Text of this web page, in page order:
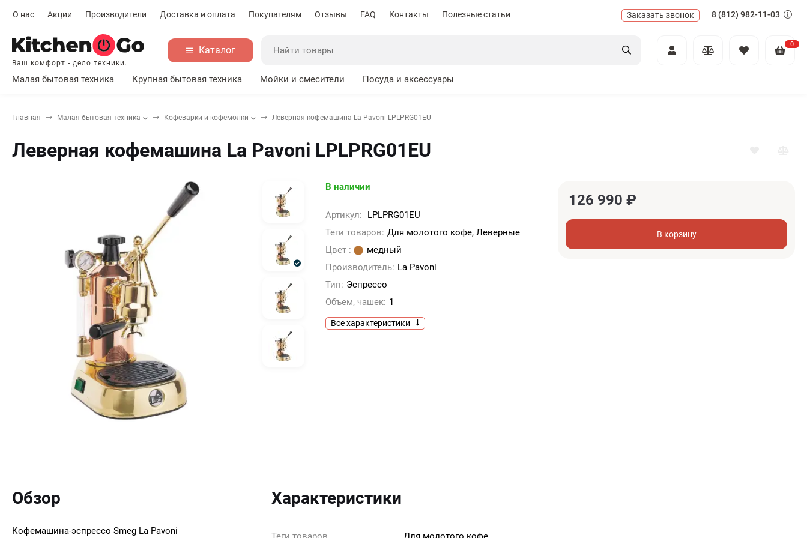
О нас Акции Производители Доставка и оплата Покупателям Отзывы FAQ Контакты Полезные статьи Заказать звонок 8 (812) 982-11-03
Ваш комфорт - дело техники.
Каталог
0
Малая бытовая техника Крупная бытовая техника Мойки и смесители Посуда и аксессуары
Главная Малая бытовая техника Кофеварки и кофемолки Леверная кофемашина La Pavoni LPLPRG01EU
Леверная кофемашина La Pavoni LPLPRG01EU
В наличии
Артикул:
LPLPRG01EU
Теги товаров: Для молотого кофе, Леверные
Цвет :
медный
Производитель: La Pavoni
Тип: Эспрессо
Объем, чашек: 1
Все характеристики
126 990 ₽
В корзину
Обзор
Кофемашина-эспрессо Smeg La Pavoni
Характеристики